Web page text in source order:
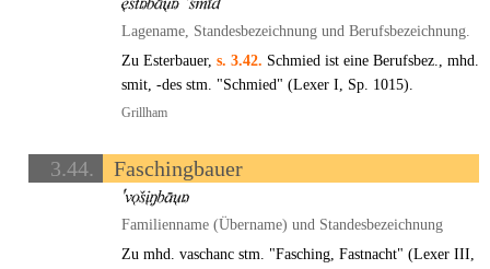
Lagename, Standesbezeichnung und Berufsbezeichnung.
Zu Esterbauer,s. 3.42. Schmied ist eine Berufsbez., mhd.
smit, -des stm. "Schmied" (Lexer I, Sp. 1015).
Grillham
3.44. Faschingbauer
Familienname (Übername) und Standesbezeichnung
Zu mhd. vaschanc stm. "Fasching, Fastnacht" (Lexer III,